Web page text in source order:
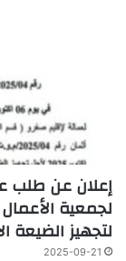
لجمعية
لتجهيز الضيعة
2025-09-21